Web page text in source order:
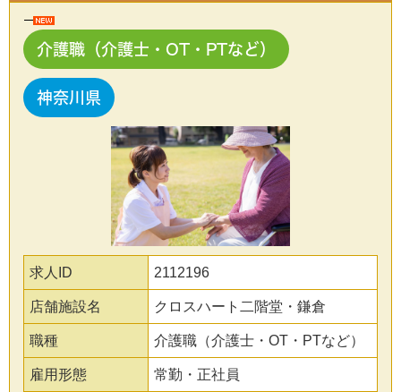
介護職（介護士・OT・PTなど）
神奈川県
求人ID 2112196
店舗施設名 クロスハート二階堂・鎌倉
職種 介護職（介護士・OT・PTなど）
雇用形態 常勤・正社員